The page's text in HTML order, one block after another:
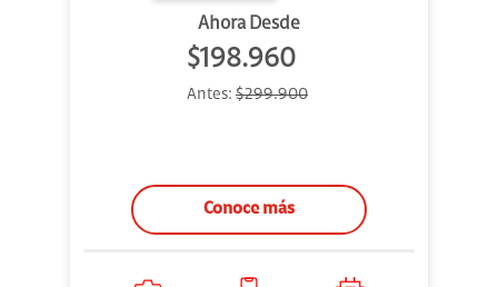
Ahora Desde
$198.960
Antes: $299.900
Conoce más